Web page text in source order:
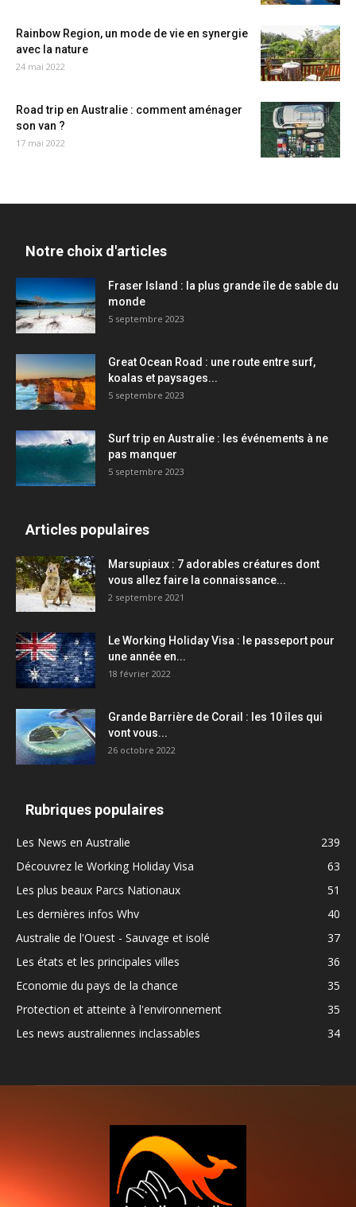
Rainbow Region, un mode de vie en synergie
avec la nature
24 mai 2022
Road trip en Australie : comment aménager
son van ?
17 mai 2022
Notre choix d'articles
Fraser Island : la plus grande île de sable du
monde
5 septembre 2023
Great Ocean Road : une route entre surf,
koalas et paysages...
5 septembre 2023
Surf trip en Australie : les événements à ne
pas manquer
5 septembre 2023
Articles populaires
Marsupiaux : 7 adorables créatures dont
vous allez faire la connaissance...
2 septembre 2021
Le Working Holiday Visa : le passeport pour
une année en...
18 février 2022
Grande Barrière de Corail : les 10 îles qui
vont vous...
26 octobre 2022
Rubriques populaires
Les News en Australie
239
Découvrez le Working Holiday Visa
63
Les plus beaux Parcs Nationaux
51
Les dernières infos Whv
40
Australie de l'Ouest - Sauvage et isolé
37
Les états et les principales villes
36
Economie du pays de la chance
35
Protection et atteinte à l'environnement
35
Les news australiennes inclassables
34